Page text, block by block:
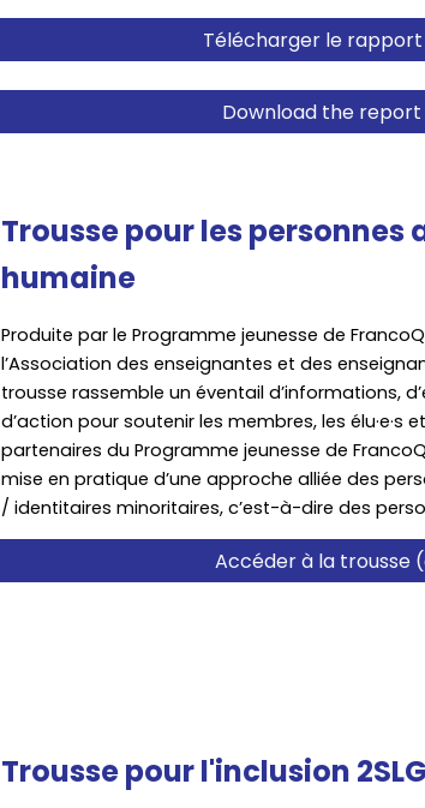
Télécharger le
Download the report
Trousse pour les personnes
humaine
Produite par le Programme jeunesse de
l’Association des enseignantes et des
trousse rassemble un éventail d’informations,
d’action pour soutenir les membres, les élu·e·s
partenaires du Programme jeunesse de
mise en pratique d’une approche alliée des
/ identitaires minoritaires, c’est-à-dire des
Accéder à la trousse
Trousse pour l'inclusion